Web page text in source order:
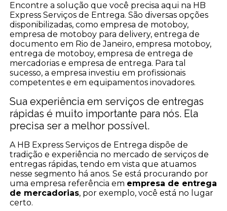
Encontre a solução que você precisa aqui na HB
Express Serviços de Entrega. São diversas opções
disponibilizadas, como empresa de motoboy,
empresa de motoboy para delivery, entrega de
documento em Rio de Janeiro, empresa motoboy,
entrega de motoboy, empresa de entrega de
mercadorias e empresa de entrega. Para tal
sucesso, a empresa investiu em profissionais
competentes e em equipamentos inovadores.
Sua experiência em serviços de entregas
rápidas é muito importante para nós. Ela
precisa ser a melhor possível.
A HB Express Serviços de Entrega dispõe de
tradição e experiência no mercado de serviços de
entregas rápidas, tendo em vista que atuamos
nesse segmento há anos. Se está procurando por
uma empresa referência em empresa de entrega
de mercadorias, por exemplo, você está no lugar
certo.